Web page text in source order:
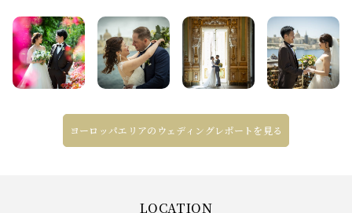
ヨーロッパエリアのウェディングレポートを見る